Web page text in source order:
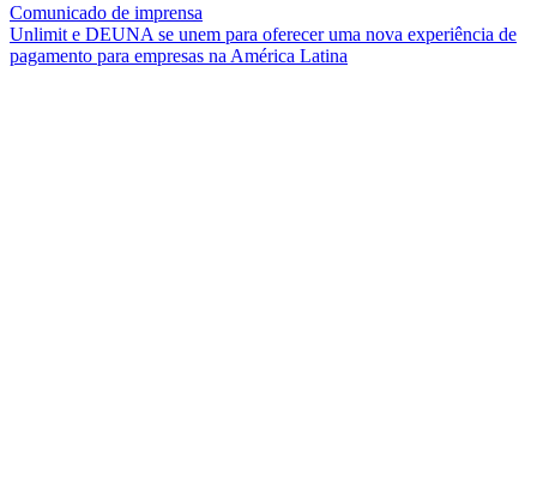
Comunicado de imprensa
Unlimit e DEUNA se unem para oferecer uma nova experiência de
pagamento para empresas na América Latina